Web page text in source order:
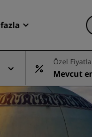
Rewards
Özel
Mevcut
fiyat